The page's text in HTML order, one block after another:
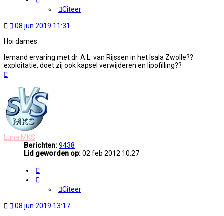
Citeer
Ongelezen
bericht
08 jun 2019 11:31
Hoi dames
Iemand ervaring met dr. A.L. van Rijssen in het Isala Zwolle??
exploitatie, doet zij ook kapsel verwijderen en lipofilling??
Luna MKS
Berichten:9438
Lid geworden op:02 feb 2012 10:27
Citeer
Ongelezen
bericht
08 jun 2019 13:17